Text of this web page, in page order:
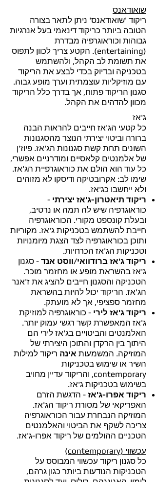
שואודאנס
ריקוד 'שואודאנס' ניתן לתאר בצורה
הטובה ביותר כריקוד דינאמי בעל אנרגיות
גבוהות וכוראוגרפיה מבדרת
(entertaining). הקטע צריך לכוון לתפוס
את תשומת לב הקהל, ולהשתמש
בטכניקה ובדיוק בכדי לבצע את הריקוד
עם מוזיקליות עוצמתית וערך מופע גבוה.
סגנון הריקוד פתוח, אך בדרך כלל הריקוד
מכוון להדהים את הקהל.
ג'אז
כל קטעי הג'אז חייבים להראות הבנה
ברורה וביטוי יצירתי הנוצר מהסגנונות
השונים תחת קשת סגנונות הג'אז. פיוז'ן
של אלמנטים קלאסיים ומודרניים אפשרי,
כל עוד הוא הולם את כוראוגרפיית הג'אז.
שימו לב: אקרובטיקה ודיסקו לא מזוהים
ולא ייחשבו כג'אז.
ריקוד תיאטרון-ג'אז יצירתי -
כוראוגרפיה שיש לה תמה או נרטיב,
ובעלת קונספט מקורי. הכוראוגרפיה
חייבת להשתמש בטכניקות ג'אז. מקוריות
ותוכן בכוראוגרפיה לצד הצגת מיומנויות
וטכניקות הג'אז הכרחיות.
ריקוד ג'אז ברודוואי/ווסט אנד - סגנון
ג'אז בהשראת מופע או מחזמר מוכר.
הטכניקה והסגנון חייבים להציג את ז'אנר
הג'אז. הריקוד יכול להיות בהשראת
מחזמר ספציפי, אך לא מועתק.
ריקוד ג'אז לירי - כוראוגרפיה למוזיקת
ג'אז המאפשרת קשר רגשי עמוק יותר.
האלמנטים והביטויים בג'אז לירי הם
היתוך בין הרקדן והתוכן היצירתי של
המוזיקה. המשמעות אינה ריקוד למילות
השיר או שימוש בטכניקות
contemporary, והריקוד עדיין מחויב
בשימוש בטכניקות ג'אז.
ריקוד אפרו-ג'אז - הדגשת הזרם
האפריקאי של מסורת ריקוד הג'אז.
המוזיקה הנבחרת עבור הכוראוגרפיה
צריכה לשקף את הביטוי והאלמנטים
הטכניים ההולמים של ריקוד אפרו-ג'אז.
עכשווי (contemporary)
כל סגנון ריקוד עכשווי המבוסס על
הטכניקות הנודעות ביותר כגון גרהם,